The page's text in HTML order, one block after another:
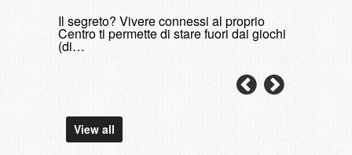
Il segreto? Vivere connessi al proprio
Centro ti permette di stare fuori dai giochi
(di…
View all